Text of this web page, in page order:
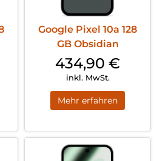
Google Pixel 10a 128
GB Obsidian
434,90 €
inkl. MwSt.
Mehr erfahren